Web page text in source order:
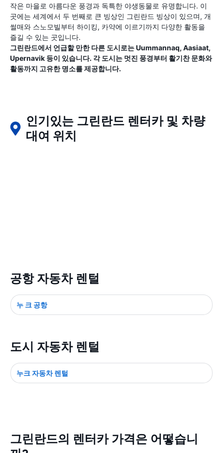
작은 마을로 아름다운 풍경과 독특한 야생동물로 유명합니다. 이
곳에는 세계에서 두 번째로 큰 빙상인 그린란드 빙상이 있으며, 개
썰매와 스노모빌부터 하이킹, 카약에 이르기까지 다양한 활동을
즐길 수 있는 곳입니다.
그린란드에서 언급할 만한 다른 도시로는 Uummannaq, Aasiaat,
Upernavik 등이 있습니다. 각 도시는 멋진 풍경부터 활기찬 문화와
활동까지 고유한 명소를 제공합니다.
인기있는 그린란드 렌터카 및 차량
대여 위치
공항 자동차 렌털
누 크 공항
도시 자동차 렌털
누크 자동차 렌털
그린란드의 렌터카 가격은 어떻습니